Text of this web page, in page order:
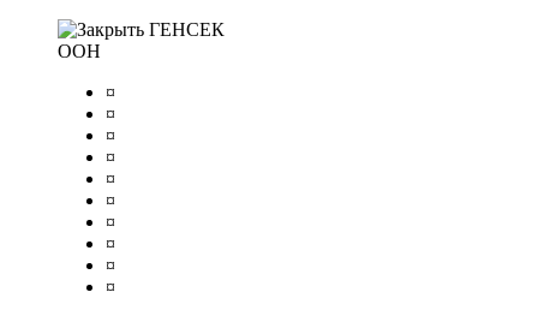
ГЕНСЕК
ООН
¤
¤
¤
¤
¤
¤
¤
¤
¤
¤